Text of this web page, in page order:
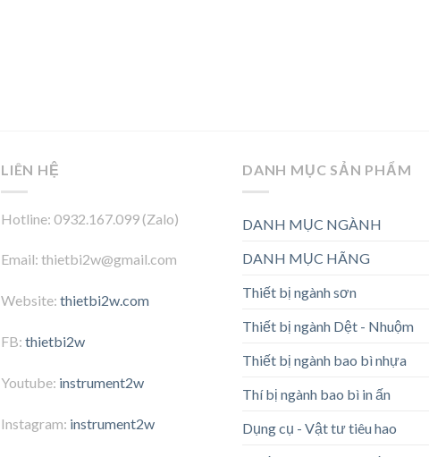
LIÊN HỆ
Hotline: 0932.167.099 (Zalo)
Email: thietbi2w@gmail.com
Website: thietbi2w.com
FB: thietbi2w
Youtube: instrument2w
Instagram: instrument2w
DANH MỤC SẢN PHẨM
DANH MỤC NGÀNH
DANH MỤC HÃNG
Thiết bị ngành sơn
Thiết bị ngành Dệt - Nhuộm
Thiết bị ngành bao bì nhựa
Thí bị ngành bao bì in ấn
Dụng cụ - Vật tư tiêu hao